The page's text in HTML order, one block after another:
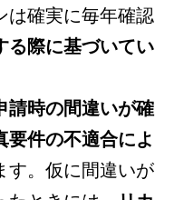
は確実に毎年確認
る際に基づいてい
請時の間違いが確
要件の不適合によ
す。仮に間違いが